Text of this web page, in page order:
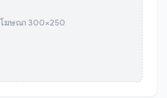
โฆษณา 300×250